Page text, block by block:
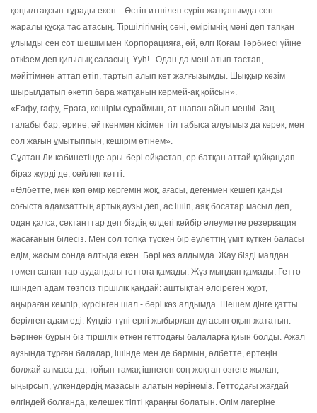
қоңылтақсып тұрады екен... Өстіп итшілеп сүріп жатқанымда сен
жаралы құсқа тас атасың. Тіршілігімнің сәні, өмірімнің мәні деп тапқан
ұлымды сен сот шешімімен Корпорацияға, әй, әлгі Қоғам Тәрбиесі үйіне
өткізем деп қиғылық саласың. Үуһ!.. Одан да мені атып тастап,
мәйітімнен аттап өтіп, тартып алып кет жалғызымды. Шыққыр көзім
шырылдатып әкетіп бара жатқанын көрмей-ақ қойсын».
«Ғафу, ғафу, Ераға, кешірім сұраймын, ат-шапан айып менікі. Заң
талабы бар, әрине, әйткенмен кісімен тіл табыса алуымыз да керек, мен
сол жағын ұмытыппын, кешірім өтінем».
Сұлтан Ли кабинетінде ары-бері ойқастап, ер батқан аттай қайқаңдап
біраз жүрді де, сөйлеп кетті:
«Әлбетте, мен көп өмір көргемін жоқ, ағасы, дегенмен кешегі қанды
соғыста адамзаттың артық аузы деп, ас ішіп, аяқ босатар масыл деп,
одан қалса, сектанттар деп біздің елдегі кейбір әлеуметке резервация
жасағанын білесіз. Мен сол топқа түскен бір әулеттің үміт күткен баласы
едім, жасым сонда алтыда екен. Бәрі көз алдымда. Жау бізді малдан
төмен санап тар аудандағы геттоға қамады. Жүз мыңдап қамады. Гетто
ішіндегі адам төзгісіз тіршілік қандай: аштықтан әлсіреген жұрт,
аңыраған кемпір, күрсінген шал - бәрі көз алдымда. Шешем дінге қатты
берілген адам еді. Күндіз-түні ерні жыбырлап дұғасын оқып жататын.
Бәрінен бұрын біз тіршілік еткен геттодағы балаларға қиын болды. Ажал
аузында тұрған балалар, ішінде мен де бармын, әлбетте, ертеңін
болжай алмаса да, тойып тамақ ішпеген соң жоқтан өзгеге жылап,
ыңырсып, үлкендердің мазасын алатын көрінеміз. Геттодағы жағдай
әлгіндей болғанда, келешек тіпті қараңғы болатын. Өлім лагеріне